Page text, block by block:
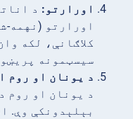
اورارتو: د
اورارتو (نهمه-
کلاګانې، لکه
سیسټمونه
د یونان او روم
د یونان او روم
بېلېدونکې وې.